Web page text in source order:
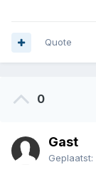
Quote
0
Gast
Geplaatst: